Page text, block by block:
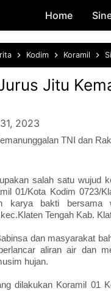
Home
Kodim Koramil
Jitu
2023
TNI dan
salah satu wujud
01/Kota Kodim 0723/
karya bakti
Tengah Kab.
dan masyarakat
aliran air dan
hujan.
dilakukan Koramil 01